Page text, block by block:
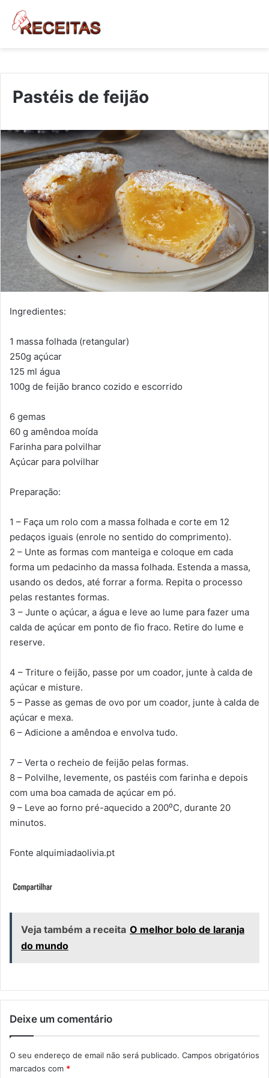
Pastéis de feijão
Ingredientes:
1 massa folhada (retangular)
250g açúcar
125 ml água
100g de feijão branco cozido e escorrido
6 gemas
60 g amêndoa moída
Farinha para polvilhar
Açúcar para polvilhar
Preparação:
1 – Faça um rolo com a massa folhada e corte em 12
pedaços iguais (enrole no sentido do comprimento).
2 – Unte as formas com manteiga e coloque em cada
forma um pedacinho da massa folhada. Estenda a massa,
usando os dedos, até forrar a forma. Repita o processo
pelas restantes formas.
3 – Junte o açúcar, a água e leve ao lume para fazer uma
calda de açúcar em ponto de fio fraco. Retire do lume e
reserve.
4 – Triture o feijão, passe por um coador, junte à calda de
açúcar e misture.
5 – Passe as gemas de ovo por um coador, junte à calda de
açúcar e mexa.
6 – Adicione a amêndoa e envolva tudo.
7 – Verta o recheio de feijão pelas formas.
8 – Polvilhe, levemente, os pastéis com farinha e depois
com uma boa camada de açúcar em pó.
9 – Leve ao forno pré-aquecido a 200⁰C, durante 20
minutos.
Fonte alquimiadaolivia.pt
Veja também a receita O melhor bolo de laranja
do mundo
Deixe um comentário
O seu endereço de email não será publicado. Campos obrigatórios
marcados com *